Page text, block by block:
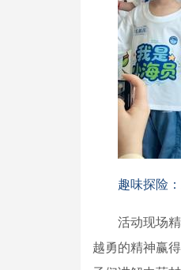
趣味探险
活动现场
越勇的精神赢